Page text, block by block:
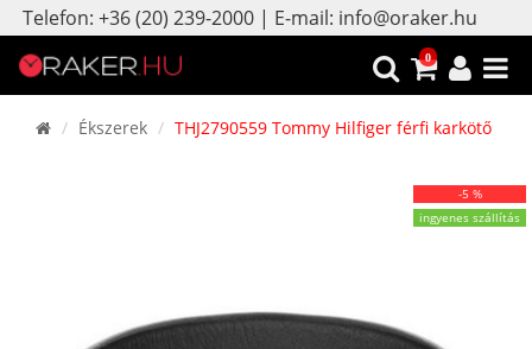
Telefon: +36 (20) 239-2000 | E-mail: info@oraker.hu
0
Ékszerek THJ2790559 Tommy Hilfiger férfi karkötő
-5 %
ingyenes szállítás